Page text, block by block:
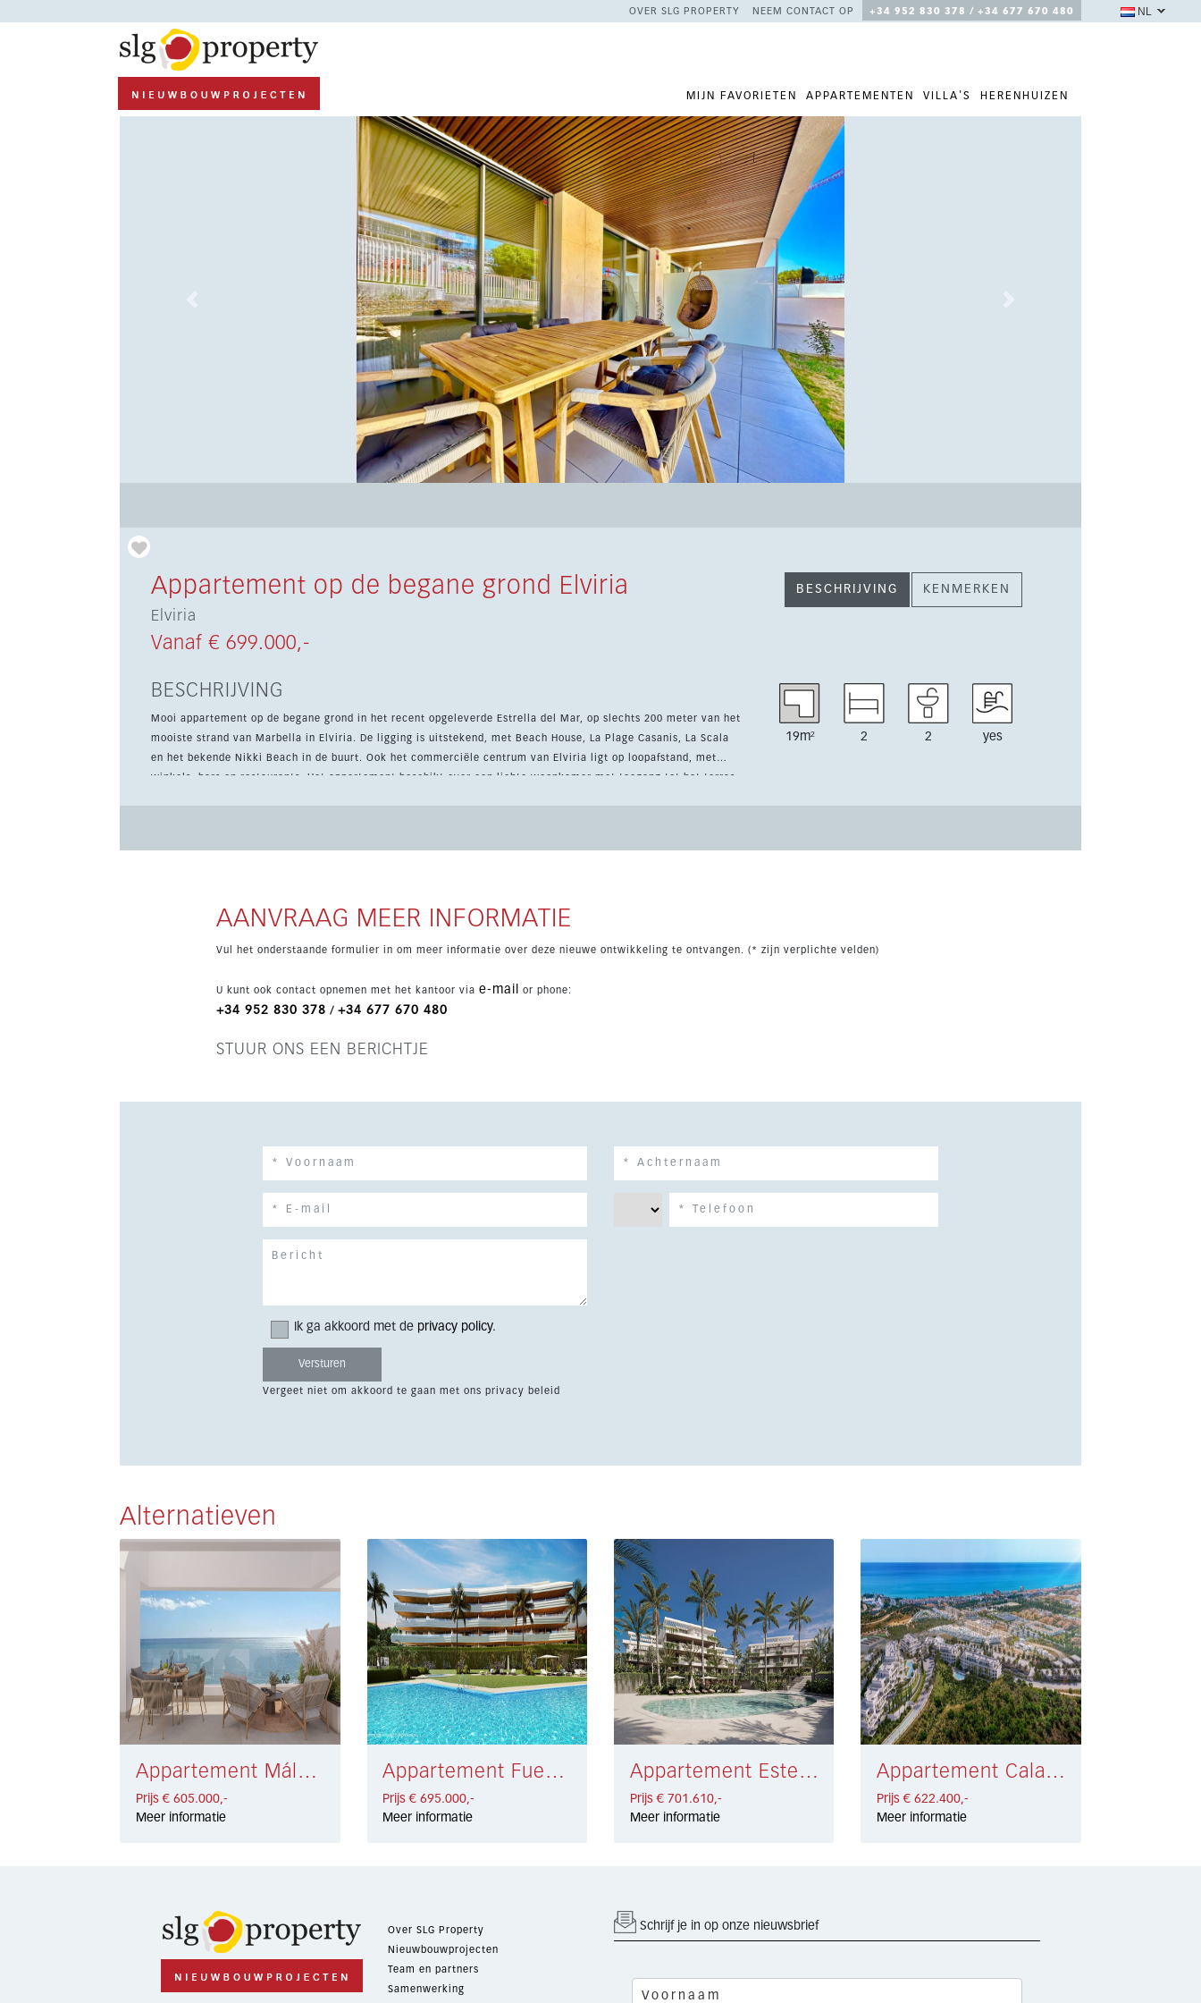
OVER SLG PROPERTY NEEM CONTACT OP +34 952 830 378 / +34 677 670 480
MIJN FAVORIETEN APPARTEMENTEN VILLA'S HERENHUIZEN
NL
Appartement op de begane grond Elviria
Elviria
Vanaf € 699.000,-
BESCHRIJVING KENMERKEN
BESCHRIJVING
Mooi appartement op de begane grond in het recent opgeleverde Estrella del Mar, op slechts 200 meter van het
mooiste strand van Marbella in Elviria. De ligging is uitstekend, met Beach House, La Plage Casanis, La Scala
en het bekende Nikki Beach in de buurt. Ook het commerciële centrum van Elviria ligt op loopafstand, met
winkels, bars en restaurants. Het appartement beschikt over een lichte woonkamer met toegang tot het terras
19m² 2 2 yes
AANVRAAG MEER INFORMATIE
Vul het onderstaande formulier in om meer informatie over deze nieuwe ontwikkeling te ontvangen. (* zijn verplichte velden)
U kunt ook contact opnemen met het kantoor via e-mail or phone:
+34 952 830 378 / +34 677 670 480
STUUR ONS EEN BERICHTJE
Ik ga akkoord met de privacy policy.
Vergeet niet om akkoord te gaan met ons privacy beleid
Alternatieven
Appartement Málaga Oeste € 605.000,-
Prijs € 605.000,-
Meer informatie
Appartement Fuengirola € 695.000,-
Prijs € 695.000,-
Meer informatie
Appartement Estepona € 701.610,-
Prijs € 701.610,-
Meer informatie
Appartement Cala de Mijas € 622.400,-
Prijs € 622.400,-
Meer informatie
Over SLG Property
Nieuwbouwprojecten
Team en partners
Samenwerking
Schrijf je in op onze nieuwsbrief